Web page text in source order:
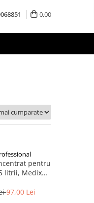
0,00
pentru
litrii, Medix
97,00 Lei